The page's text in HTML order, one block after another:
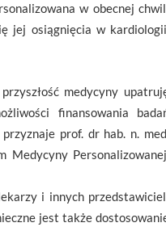
w obecnej
jej osiągnięcia w
medycyny
finansowania
prof. dr hab. n.
Medycyny
i innych
jest także